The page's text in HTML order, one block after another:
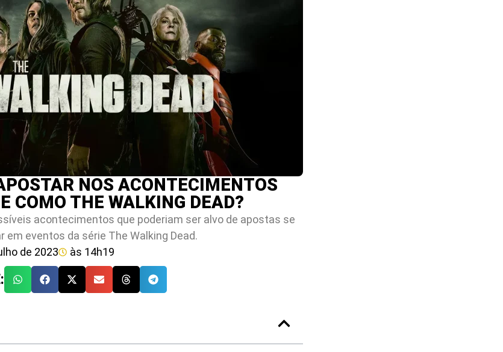
NOS ACONTECIMENTOS
COMO THE WALKING DEAD?
acontecimentos que poderiam ser alvo de apostas se
eventos da série The Walking Dead.
de 2023 às 14h19